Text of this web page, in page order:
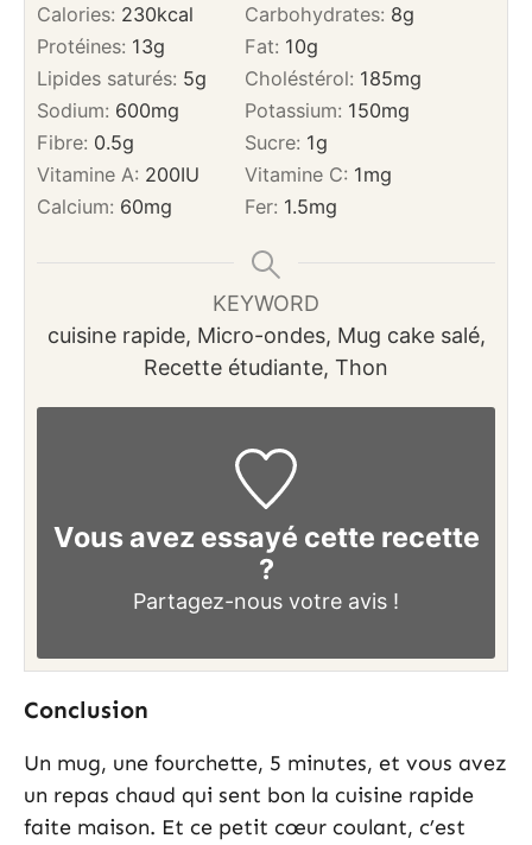
Calories: 230kcal Carbohydrates: 8g
Protéines: 13g Fat: 10g
Lipides saturés: 5g Choléstérol: 185mg
Sodium: 600mg Potassium: 150mg
Fibre: 0.5g Sucre: 1g
Vitamine A: 200IU Vitamine C: 1mg
Calcium: 60mg Fer: 1.5mg
KEYWORD
cuisine rapide, Micro-ondes, Mug cake salé,
Recette étudiante, Thon
Vous avez essayé cette recette
?
Partagez-nous votre avis !
Conclusion
Un mug, une fourchette, 5 minutes, et vous avez
un repas chaud qui sent bon la cuisine rapide
faite maison. Et ce petit cœur coulant, c’est